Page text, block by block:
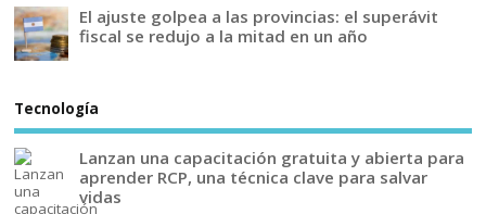
El ajuste golpea a las provincias: el superávit
fiscal se redujo a la mitad en un año
Tecnología
Lanzan una capacitación gratuita y abierta para
aprender RCP, una técnica clave para salvar
vidas